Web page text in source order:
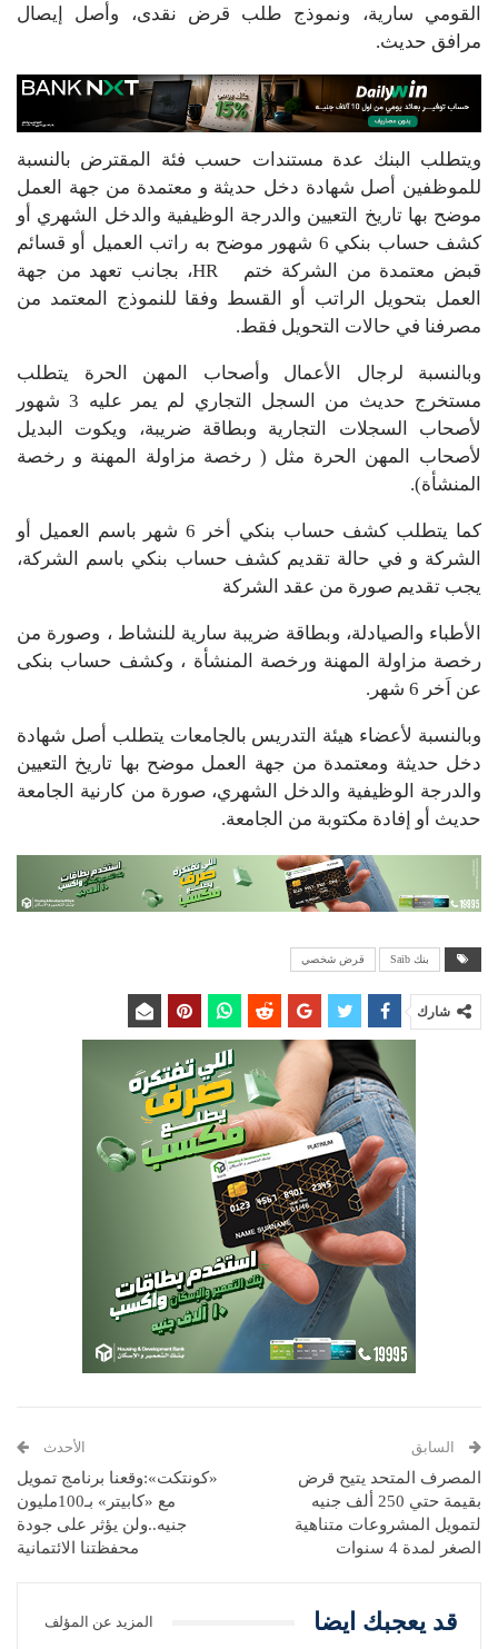
القومي سارية، ونموذج طلب قرض نقدى، وأصل إيصال
مرافق حديث.
ويتطلب البنك عدة مستندات حسب فئة المقترض بالنسبة
للموظفين أصل شهادة دخل حديثة و معتمدة من جهة العمل
موضح بها تاريخ التعيين والدرجة الوظيفية والدخل الشهري أو
كشف حساب بنكي 6 شهور موضح به راتب العميل أو قسائم
قبض معتمدة من الشركة ختم HR، بجانب تعهد من جهة
العمل بتحويل الراتب أو القسط وفقا للنموذج المعتمد من
مصرفنا في حالات التحويل فقط.
وبالنسبة لرجال الأعمال وأصحاب المهن الحرة يتطلب
مستخرج حديث من السجل التجاري لم يمر عليه 3 شهور
لأصحاب السجلات التجارية وبطاقة ضريبة، ويكوت البديل
لأصحاب المهن الحرة مثل ( رخصة مزاولة المهنة و رخصة
المنشأة).
كما يتطلب كشف حساب بنكي أخر 6 شهر باسم العميل أو
الشركة و في حالة تقديم كشف حساب بنكي باسم الشركة،
يجب تقديم صورة من عقد الشركة
الأطباء والصيادلة، وبطاقة ضريبة سارية للنشاط ، وصورة من
رخصة مزاولة المهنة ورخصة المنشأة ، وكشف حساب بنكى
عن اَخر 6 شهر.
وبالنسبة لأعضاء هيئة التدريس بالجامعات يتطلب أصل شهادة
دخل حديثة ومعتمدة من جهة العمل موضح بها تاريخ التعيين
والدرجة الوظيفية والدخل الشهري، صورة من كارنية الجامعة
حديث أو إفادة مكتوبة من الجامعة.
بنك Saib قرض شخصي
شارك
السابق
المصرف المتحد يتيح قرض
بقيمة حتي 250 ألف جنيه
لتمويل المشروعات متناهية
الصغر لمدة 4 سنوات
الأحدث
«كونتكت»:وقعنا برنامج تمويل
مع «كابيتر» بـ100مليون
جنيه..ولن يؤثر على جودة
محفظتنا الائتمانية
قد يعجبك ايضا المزيد عن المؤلف